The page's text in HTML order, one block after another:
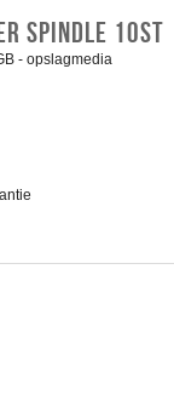
SPINDLE 10ST
- opslagmedia